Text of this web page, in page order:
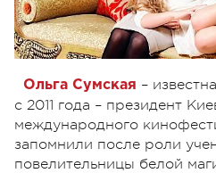
Ольга Сумская –
с 2011 года – президент
международного
запомнили после роли
повелительницы белой